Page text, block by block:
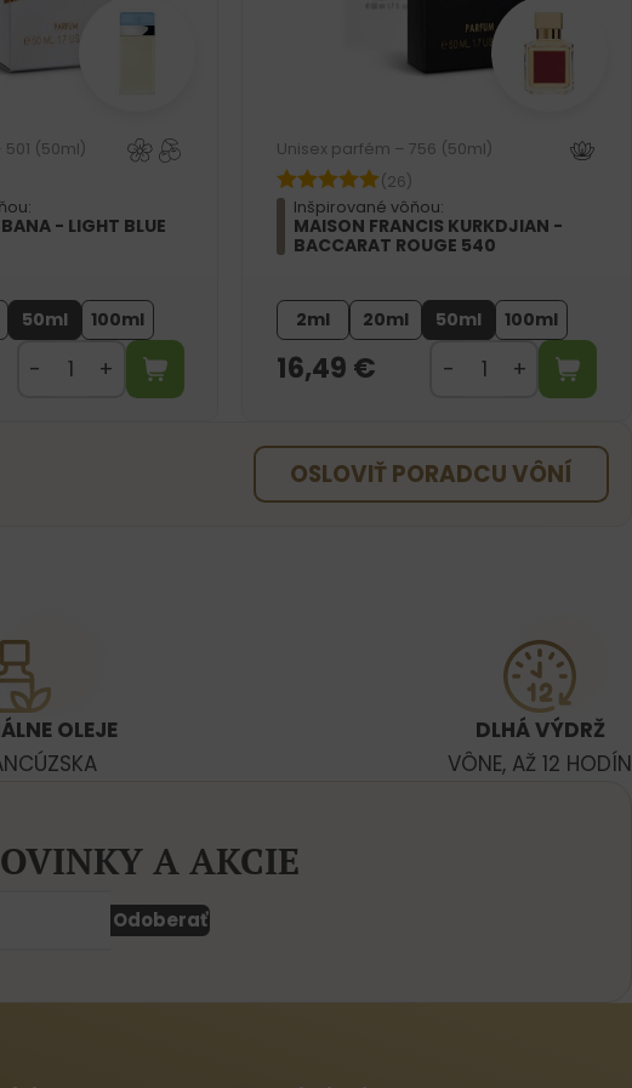
(50ml)
- LIGHT BLUE
50ml 100ml
Unisex parfém – 756 (50ml)
(26)
Inšpirované vôňou:
MAISON FRANCIS KURKDJIAN -
BACCARAT ROUGE 540
2ml 20ml 50ml 100ml
16,49 €
OSLOVIŤ PORADCU VÔNÍ
OLEJE
DLHÁ VÝDRŽ
VÔNE, AŽ 12 HODÍN
A AKCIE
Odoberať